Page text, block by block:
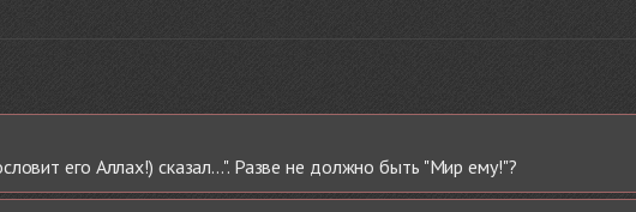
его Аллах!) сказал...". Разве не должно быть "Мир ему!"?